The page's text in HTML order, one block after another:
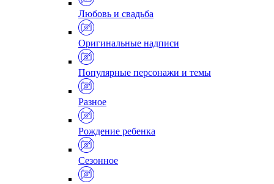
Любовь и свадьба
Оригинальные надписи
Популярные персонажи и темы
Разное
Рождение ребенка
Сезонное